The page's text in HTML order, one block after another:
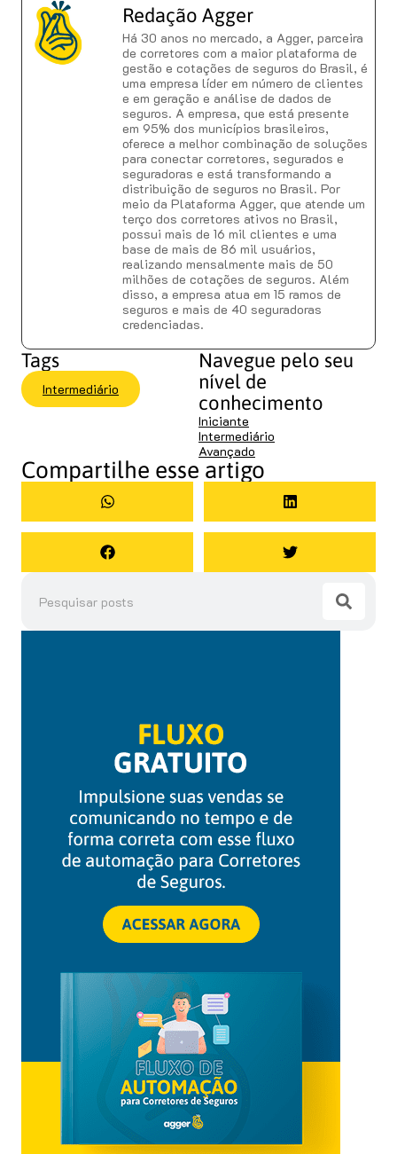
Redação Agger
Há 30 anos no mercado, a Agger, parceira
de corretores com a maior plataforma de
gestão e cotações de seguros do Brasil, é
uma empresa líder em número de clientes
e em geração e análise de dados de
seguros. A empresa, que está presente
em 95% dos municípios brasileiros,
oferece a melhor combinação de soluções
para conectar corretores, segurados e
seguradoras e está transformando a
distribuição de seguros no Brasil. Por
meio da Plataforma Agger, que atende um
terço dos corretores ativos no Brasil,
possui mais de 16 mil clientes e uma
base de mais de 86 mil usuários,
realizando mensalmente mais de 50
milhões de cotações de seguros. Além
disso, a empresa atua em 15 ramos de
seguros e mais de 40 seguradoras
credenciadas.
Tags
Intermediário
Navegue pelo seu
nível de
conhecimento
Iniciante
Intermediário
Avançado
Compartilhe esse artigo